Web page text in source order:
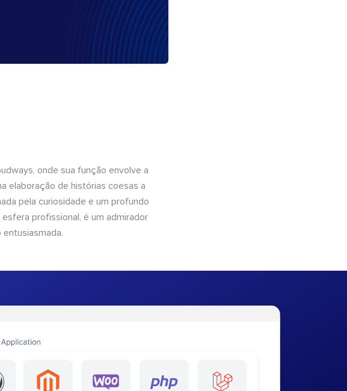
onde sua função envolve a
elaboração de histórias coesas a
pela curiosidade e um profundo
profissional, é um admirador